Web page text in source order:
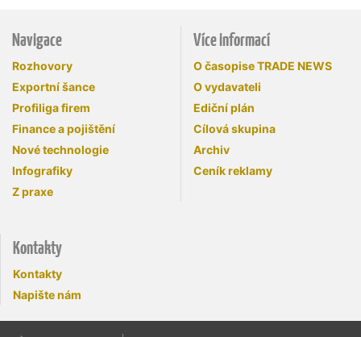
Navigace
Rozhovory
Exportní šance
Profiliga firem
Finance a pojištění
Nové technologie
Infografiky
Z praxe
Více informací
O časopise TRADE NEWS
O vydavateli
Ediční plán
Cílová skupina
Archiv
Ceník reklamy
Kontakty
Kontakty
Napište nám